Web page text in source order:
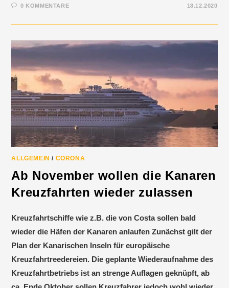
0 KOMMENTARE 18.12.2020
ALLGEMEIN / CORONA
Ab November wollen die Kanaren
Kreuzfahrten wieder zulassen
Kreuzfahrtschiffe wie z.B. die von Costa sollen bald
wieder die Häfen der Kanaren anlaufen Zunächst gilt der
Plan der Kanarischen Inseln für europäische
Kreuzfahrtreedereien. Die geplante Wiederaufnahme des
Kreuzfahrtbetriebs ist an strenge Auflagen geknüpft, ab